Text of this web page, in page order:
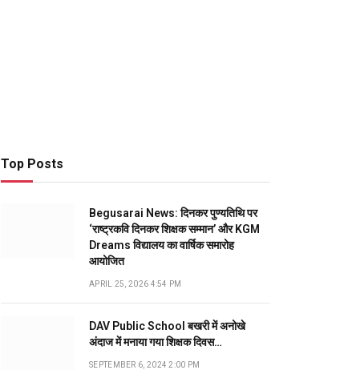
Top Posts
Begusarai News: दिनकर पुण्यतिथि पर
‘राष्ट्रकवि दिनकर शिक्षक सम्मान’ और KGM
Dreams विद्यालय का वार्षिक समारोह
आयोजित
APRIL 25, 2026 4:54 PM
DAV Public School बखरी में अनोखे
अंदाज में मनाया गया शिक्षक दिवस…
SEPTEMBER 6, 2024 2:00 PM